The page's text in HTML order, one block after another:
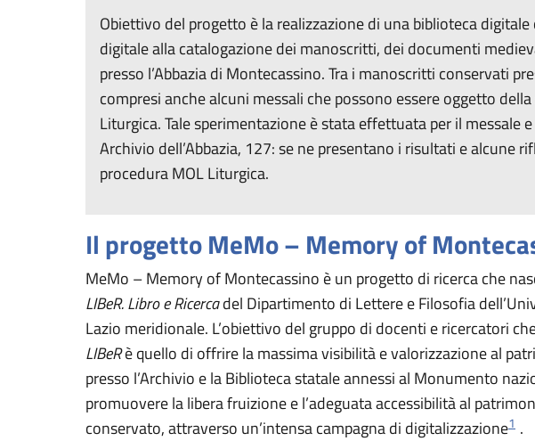
Obiettivo del progetto è la realizzazione di una biblioteca
digitale alla catalogazione dei manoscritti, dei documenti
presso l’Abbazia di Montecassino. Tra i manoscritti conservati
compresi anche alcuni messali che possono essere oggetto
Liturgica. Tale sperimentazione è stata effettuata per il messale
Archivio dell’Abbazia, 127: se ne presentano i risultati e alcune
procedura MOL Liturgica.
Il progetto MeMo – Memory of
MeMo – Memory of Montecassino è un progetto di ricerca che
LIBeR. Libro e Ricercadel Dipartimento di Lettere e Filosofia
Lazio meridionale. L’obiettivo del gruppo di docenti e ricercatori
LIBeRè quello di offrire la massima visibilità e valorizzazione al
presso l’Archivio e la Biblioteca statale annessi al Monumento
promuovere la libera fruizione e l’adeguata accessibilità al
conservato, attraverso un’intensa campagna di digitalizzazione1 .